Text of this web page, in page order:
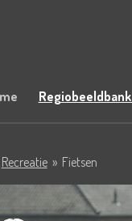
Regiobeeldbank
Recreatie » Fietsen